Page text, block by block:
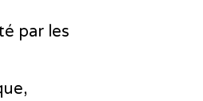
par les